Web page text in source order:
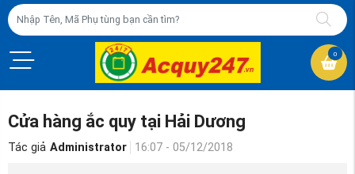
0
Cửa hàng ắc quy tại Hải Dương
Tác giả Administrator 16:07 - 05/12/2018